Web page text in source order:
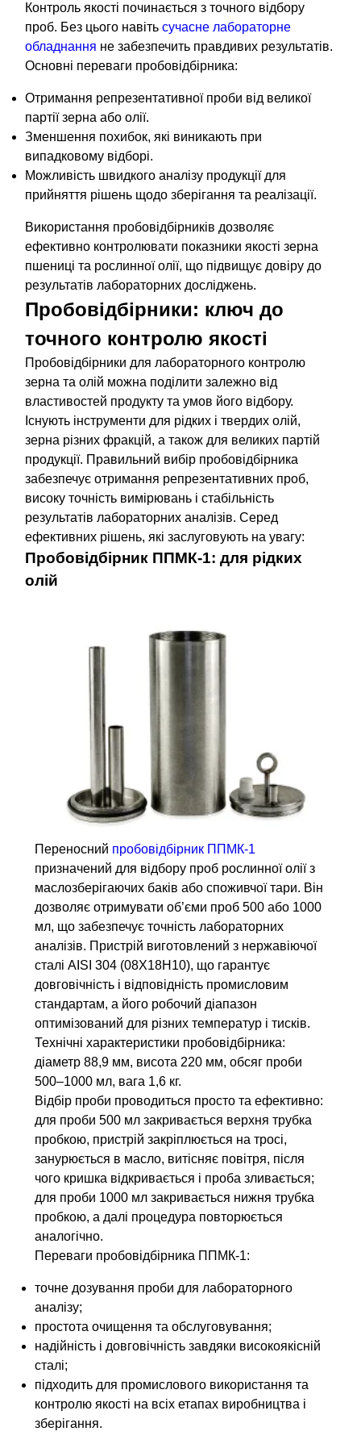
Контроль якості починається з точного відбору
проб. Без цього навіть сучасне лабораторне
обладнання не забезпечить правдивих результатів.
Основні переваги пробовідбірника:
Отримання репрезентативної проби від великої
партії зерна або олії.
Зменшення похибок, які виникають при
випадковому відборі.
Можливість швидкого аналізу продукції для
прийняття рішень щодо зберігання та реалізації.
Використання пробовідбірників дозволяє
ефективно контролювати показники якості зерна
пшениці та рослинної олії, що підвищує довіру до
результатів лабораторних досліджень.
Пробовідбірники: ключ до
точного контролю якості
Пробовідбірники для лабораторного контролю
зерна та олій можна поділити залежно від
властивостей продукту та умов його відбору.
Існують інструменти для рідких і твердих олій,
зерна різних фракцій, а також для великих партій
продукції. Правильний вибір пробовідбірника
забезпечує отримання репрезентативних проб,
високу точність вимірювань і стабільність
результатів лабораторних аналізів. Серед
ефективних рішень, які заслуговують на увагу:
Пробовідбірник ППМК-1: для рідких
олій
Переносний пробовідбірник ППМК-1
призначений для відбору проб рослинної олії з
маслозберігаючих баків або споживчої тари. Він
дозволяє отримувати об’єми проб 500 або 1000
мл, що забезпечує точність лабораторних
аналізів. Пристрій виготовлений з нержавіючої
сталі AISI 304 (08X18H10), що гарантує
довговічність і відповідність промисловим
стандартам, а його робочий діапазон
оптимізований для різних температур і тисків.
Технічні характеристики пробовідбірника:
діаметр 88,9 мм, висота 220 мм, обсяг проби
500–1000 мл, вага 1,6 кг.
Відбір проби проводиться просто та ефективно:
для проби 500 мл закривається верхня трубка
пробкою, пристрій закріплюється на тросі,
занурюється в масло, витісняє повітря, після
чого кришка відкривається і проба зливається;
для проби 1000 мл закривається нижня трубка
пробкою, а далі процедура повторюється
аналогічно.
Переваги пробовідбірника ППМК-1:
точне дозування проби для лабораторного
аналізу;
простота очищення та обслуговування;
надійність і довговічність завдяки високоякісній
сталі;
підходить для промислового використання та
контролю якості на всіх етапах виробництва і
зберігання.